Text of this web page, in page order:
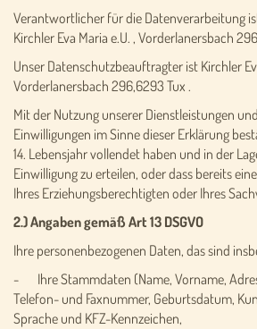
Verantwortlicher für die Datenverarbeitung ist
Kirchler Eva Maria e.U. , Vorderlanersbach
Unser Datenschutzbeauftragter ist Kirchler
Vorderlanersbach 296,6293 Tux .
Mit der Nutzung unserer Dienstleistungen
Einwilligungen im Sinne dieser Erklärung
14. Lebensjahr vollendet haben und in der
Einwilligung zu erteilen, oder dass bereits
Ihres Erziehungsberechtigten oder Ihres
2.) Angaben gemäß Art 13 DSGVO
Ihre personenbezogenen Daten, das sind
- Ihre Stammdaten (Name, Vorname,
Telefon- und Faxnummer, Geburtsdatum,
Sprache und KFZ-Kennzeichen,